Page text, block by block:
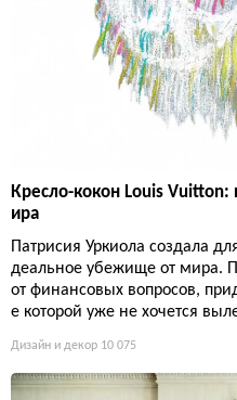
Кресло-кокон Louis
ира
Патрисия Уркиола создала
деальное убежище от мира.
от финансовых вопросов,
е которой уже не хочется
Дизайн и декор 10 075